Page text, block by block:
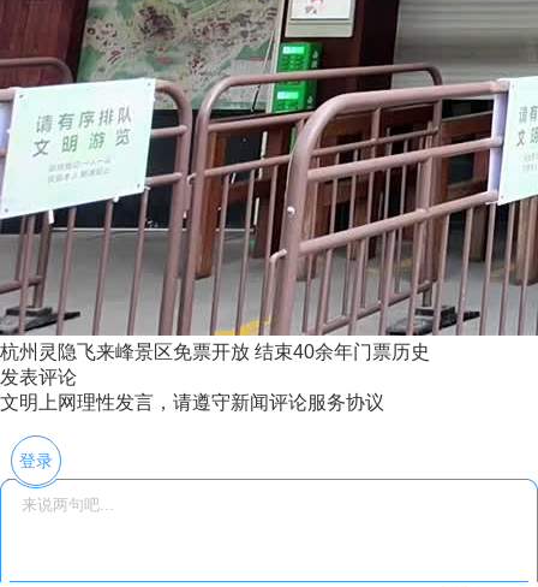
杭州灵隐飞来峰景区免票开放 结束40余年门票历史
发表评论
文明上网理性发言，请遵守新闻评论服务协议
登录